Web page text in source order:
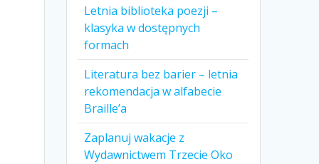
Letnia biblioteka poezji –
klasyka w dostępnych
formach
Literatura bez barier – letnia
rekomendacja w alfabecie
Braille’a
Zaplanuj wakacje z
Wydawnictwem Trzecie Oko